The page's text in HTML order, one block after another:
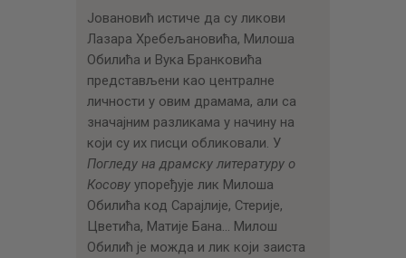
Јовановић истиче да су ликови
Лазара Хребељановића, Милоша
Обилића и Вука Бранковића
представљени као централне
личности у овим драмама, али са
значајним разликама у начину на
који су их писци обликовали. У
Погледу на драмску литературу о
Косовуупоређује лик Милоша
Обилића код Сарајлије, Стерије,
Цветића, Матије Бана… Милош
Обилић је можда и лик који заиста